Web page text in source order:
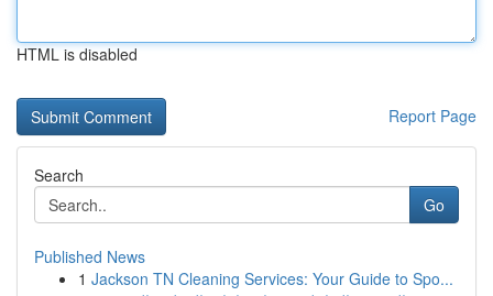
HTML is disabled
Report Page
Search
Go
Published News
1 Jackson TN Cleaning Services: Your Guide to Spo...